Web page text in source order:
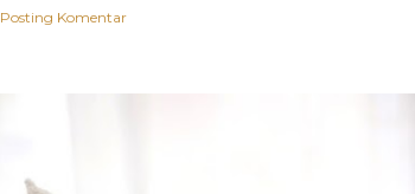
Posting Komentar